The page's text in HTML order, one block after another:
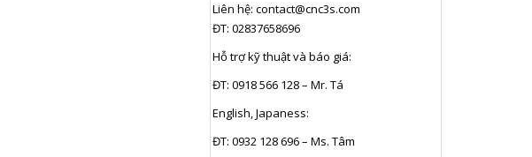
Liên hệ:contact@cnc3s.com
ĐT: 02837658696
Hỗ trợ kỹ thuật và báo giá:
ĐT: 0918 566 128 – Mr. Tá
English, Japaness:
ĐT: 0932 128 696 – Ms. Tâm